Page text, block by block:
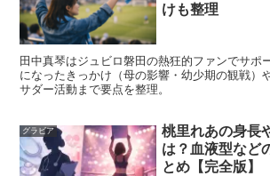
長崎美柚さんに関してもこれほどまで
スポンサーリンク
けも整理
田中真琴はジュビロ磐田の熱狂的ファンでサポ
になったきっかけ（母の影響・幼少期の観戦）
サダー活動まで要点を整理。
グラビア
桃里れあの身長
は？血液型など
とめ【完全版】